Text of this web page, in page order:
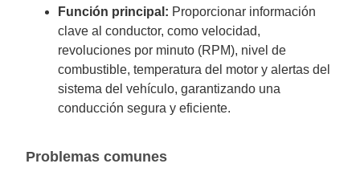
Función principal: Proporcionar información
clave al conductor, como velocidad,
revoluciones por minuto (RPM), nivel de
combustible, temperatura del motor y alertas del
sistema del vehículo, garantizando una
conducción segura y eficiente.
Problemas comunes